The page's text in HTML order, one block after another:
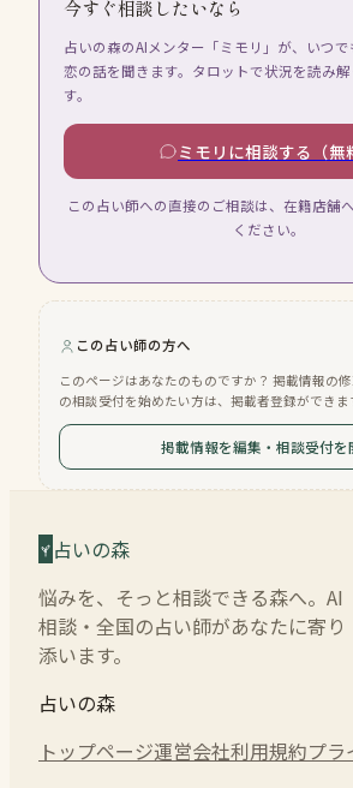
今すぐ相談したいなら
占いの森のAIメンター「ミモリ」が、いつ
恋の話を聞きます。タロットで状況を読み
す。
ミモリに相談する（無
この占い師への直接のご相談は、在籍店舗
ください。
この占い師の方へ
このページはあなたのものですか？ 掲載情報の
の相談受付を始めたい方は、掲載者登録ができま
掲載情報を編集・相談受付を
占いの森
悩みを、そっと相談できる森へ。AI
相談・全国の占い師があなたに寄り
添います。
占いの森
トップページ運営会社利用規約プラ